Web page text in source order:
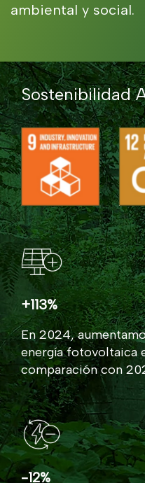
ambiental y social.
Sostenibilidad
+113%
En 2024,
energía fotovoltaica
comparación con
-12%